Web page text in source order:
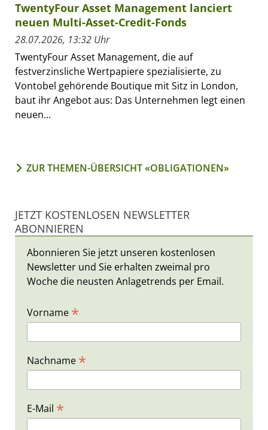
TwentyFour Asset Management lanciert
neuen Multi-Asset-Credit-Fonds
28.07.2026, 13:32 Uhr
TwentyFour Asset Management, die auf
festverzinsliche Wertpapiere spezialisierte, zu
Vontobel gehörende Boutique mit Sitz in London,
baut ihr Angebot aus: Das Unternehmen legt einen
neuen...
ZUR THEMEN-ÜBERSICHT «OBLIGATIONEN»
JETZT KOSTENLOSEN NEWSLETTER
ABONNIEREN
Abonnieren Sie jetzt unseren kostenlosen
Newsletter und Sie erhalten zweimal pro
Woche die neusten Anlagetrends per Email.
Vorname *
Nachname *
E-Mail *